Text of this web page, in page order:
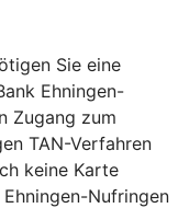
Sie eine
Ehningen-
Zugang zum
TAN-Verfahren
keine Karte
Nufringen